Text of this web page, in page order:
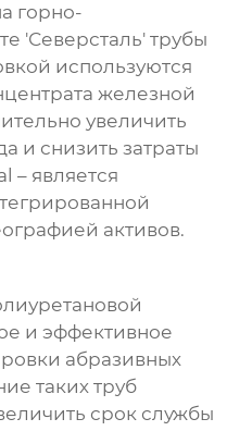
горно-
'Северсталь' трубы
используются
железной
увеличить
и снизить затраты
– является
активов.
и эффективное
абразивных
таких труб
срок службы